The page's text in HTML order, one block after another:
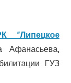
“Липецкое
Афанасьева,
ГУЗ